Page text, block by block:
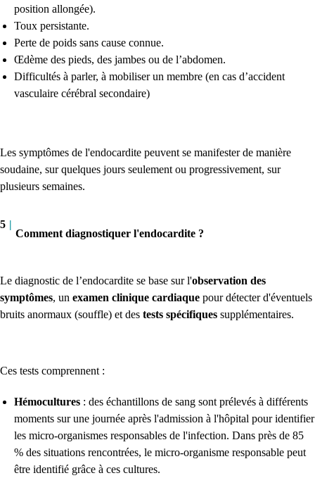
position allongée).
Toux persistante.
Perte de poids sans cause connue.
Œdème des pieds, des jambes ou de l’abdomen.
Difficultés à parler, à mobiliser un membre (en cas d’accident
vasculaire cérébral secondaire)
Les symptômes de l'endocardite peuvent se manifester de manière
soudaine, sur quelques jours seulement ou progressivement, sur
plusieurs semaines.
5 |
Comment diagnostiquer l'endocardite ?
Le diagnostic de l’endocardite se base sur l'observation des
symptômes, un examen clinique cardiaque pour détecter d'éventuels
bruits anormaux (souffle) et des tests spécifiques supplémentaires.
Ces tests comprennent :
Hémocultures : des échantillons de sang sont prélevés à différents
moments sur une journée après l'admission à l'hôpital pour identifier
les micro-organismes responsables de l'infection. Dans près de 85
% des situations rencontrées, le micro-organisme responsable peut
être identifié grâce à ces cultures.